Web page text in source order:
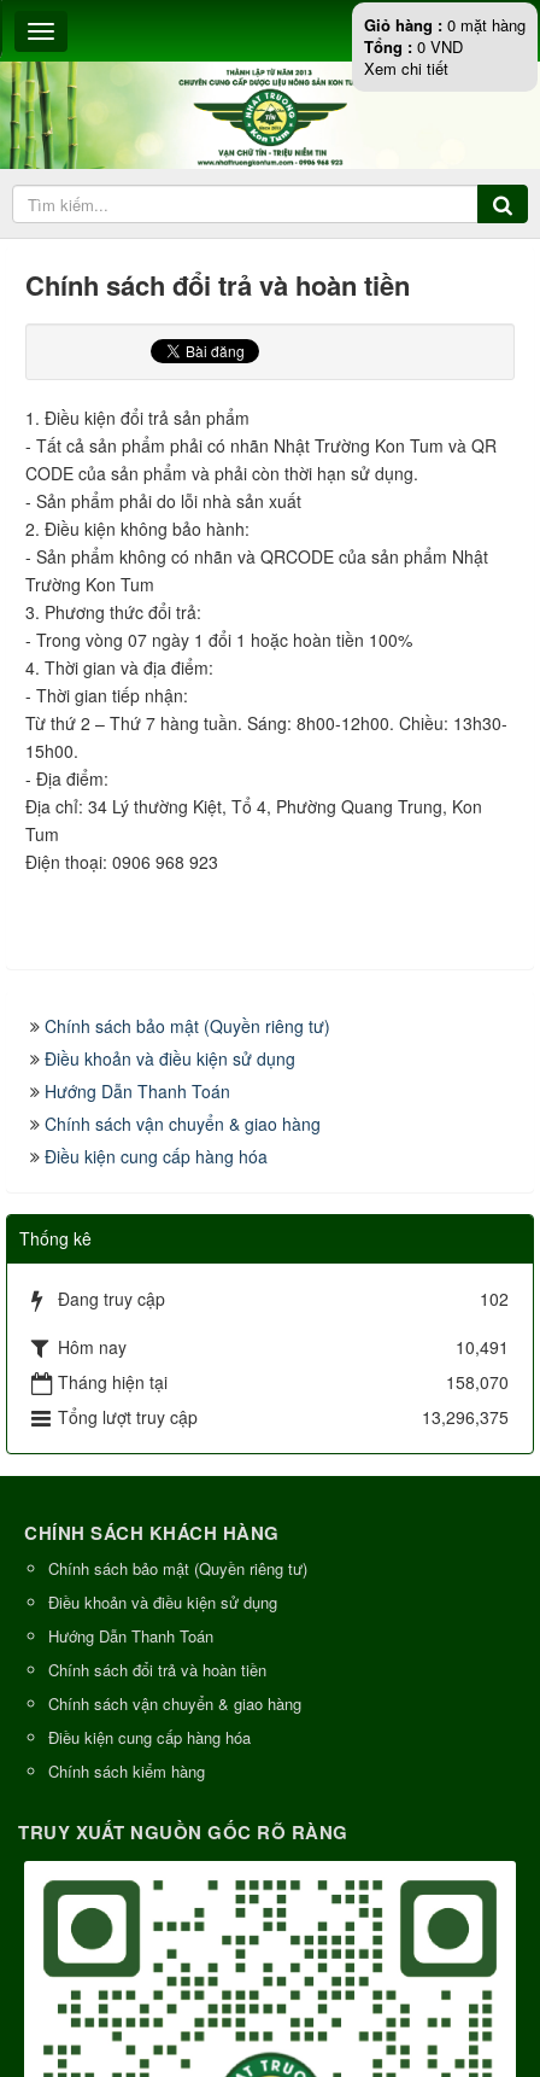
Chính sách đổi trả và hoàn tiền
1. Điều kiện đổi trả sản phẩm
- Tất cả sản phẩm phải có nhãn Nhật Trường Kon Tum và QR
CODE của sản phẩm và phải còn thời hạn sử dụng.
- Sản phẩm phải do lỗi nhà sản xuất
2. Điều kiện không bảo hành:
- Sản phẩm không có nhãn và QRCODE của sản phẩm Nhật
Trường Kon Tum
3. Phương thức đổi trả:
- Trong vòng 07 ngày 1 đổi 1 hoặc hoàn tiền 100%
4. Thời gian và địa điểm:
- Thời gian tiếp nhận:
Từ thứ 2 – Thứ 7 hàng tuần. Sáng: 8h00-12h00. Chiều: 13h30-
15h00.
- Địa điểm:
Địa chỉ: 34 Lý thường Kiệt, Tổ 4, Phường Quang Trung, Kon
Tum
Điện thoại: 0906 968 923
Chính sách bảo mật (Quyền riêng tư)
Điều khoản và điều kiện sử dụng
Hướng Dẫn Thanh Toán
Chính sách vận chuyển & giao hàng
Điều kiện cung cấp hàng hóa
Thống kê
Đang truy cập
102
Hôm nay
10,491
Tháng hiện tại
158,070
Tổng lượt truy cập
13,296,375
CHÍNH SÁCH KHÁCH HÀNG
Chính sách bảo mật (Quyền riêng tư)
Điều khoản và điều kiện sử dụng
Hướng Dẫn Thanh Toán
Chính sách đổi trả và hoàn tiền
Chính sách vận chuyển & giao hàng
Điều kiện cung cấp hàng hóa
Chính sách kiểm hàng
TRUY XUẤT NGUỒN GỐC RÕ RÀNG
Giỏ hàng : 0 mặt hàng
Tổng : 0 VND
Xem chi tiết